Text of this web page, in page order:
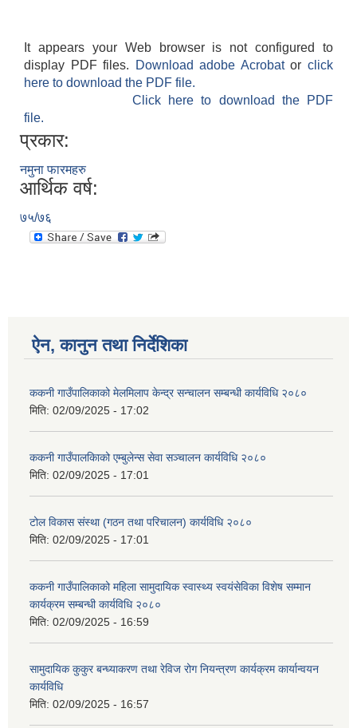
It appears your Web browser is not configured to
display PDF files.
Download adobe Acrobatorclick
here to download the PDF file.
Click here to download the PDF
file.
प्रकार:
नमुना फारमहरु
आर्थिक वर्ष:
७५/७६
ऐन, कानुन तथा निर्देशिका
ककनी गाउँपालिकाको मेलमिलाप केन्द्र सन्चालन सम्बन्धी कार्यविधि २०८०
मिति: 02/09/2025 - 17:02
ककनी गाउँपालकािको एम्बुलेन्स सेवा सञ्चालन कार्यविधि २०८०
मिति: 02/09/2025 - 17:01
टोल विकास संस्था (गठन तथा परिचालन) कार्यविधि २०८०
मिति: 02/09/2025 - 17:01
ककनी गाउँपालिकाको महिला सामुदायिक स्वास्थ्य स्वयंसेविका विशेष सम्मान
कार्यक्रम सम्बन्धी कार्यविधि २०८०
मिति: 02/09/2025 - 16:59
सामुदायिक कुकुर बन्ध्याकरण तथा रेविज रोग नियन्त्रण कार्यक्रम कार्यान्वयन
कार्यविधि
मिति: 02/09/2025 - 16:57